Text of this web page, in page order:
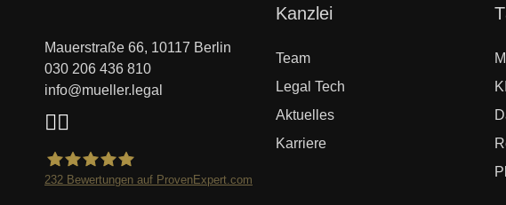
Mauerstraße 66, 10117 Berlin
030 206 436 810
info@mueller.legal
232 Bewertungen auf ProvenExpert.com
Navigation
Kanzlei
Team
Legal Tech
Aktuelles
Karriere